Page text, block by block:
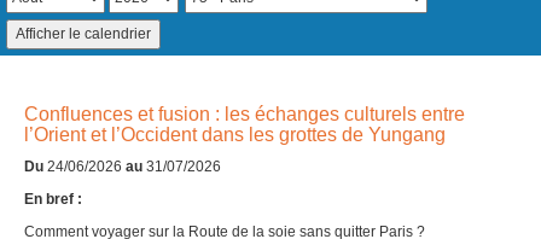
Confluences et fusion : les échanges culturels entre
l’Orient et l’Occident dans les grottes de Yungang
Du 24/06/2026 au 31/07/2026
En bref :
Comment voyager sur la Route de la soie sans quitter Paris ?